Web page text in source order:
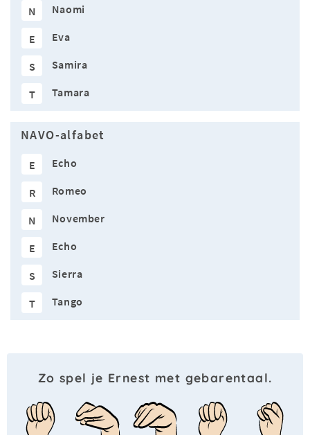
N Naomi
E Eva
S Samira
T Tamara
NAVO-alfabet
E Echo
R Romeo
N November
E Echo
S Sierra
T Tango
Zo spel je Ernest met gebarentaal.